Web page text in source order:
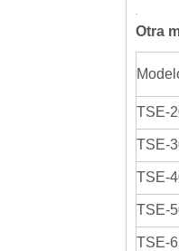
Otra
TSE-
TSE-
TSE-
TSE-
TSE-